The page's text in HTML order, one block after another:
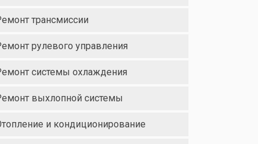
трансмиссии
рулевого управления
системы охлаждения
выхлопной системы
и кондиционирование